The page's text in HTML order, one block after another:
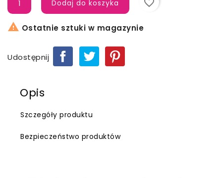
Dodaj do koszyka favorite_border
 Ostatnie sztuki w magazynie
Udostępnij
Opis
Szczegóły produktu
Bezpieczeństwo produktów